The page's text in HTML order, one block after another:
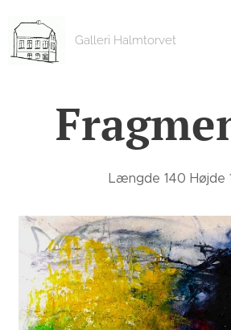
Galleri Halmtorvet
Længde 140 Højde